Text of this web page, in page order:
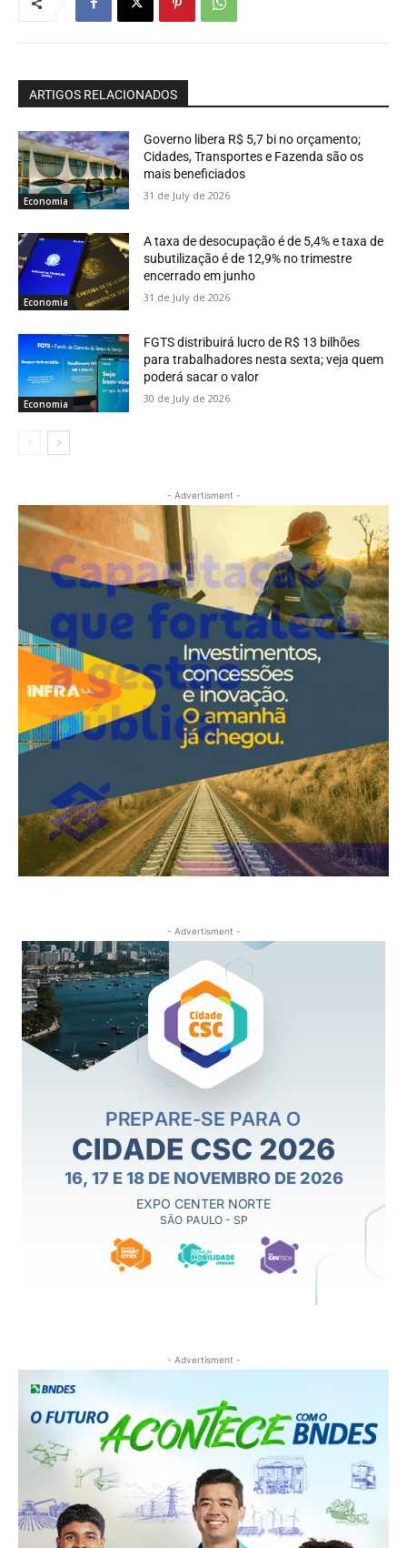
ARTIGOS RELACIONADOS
Economia
Governo libera R$ 5,7 bi no orçamento;
Cidades, Transportes e Fazenda são os
mais beneficiados
31 de July de 2026
Economia
A taxa de desocupação é de 5,4% e taxa de
subutilização é de 12,9% no trimestre
encerrado em junho
31 de July de 2026
Economia
FGTS distribuirá lucro de R$ 13 bilhões
para trabalhadores nesta sexta; veja quem
poderá sacar o valor
30 de July de 2026
- Advertisment -
- Advertisment -
- Advertisment -